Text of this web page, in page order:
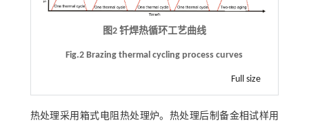
图2 钎焊热循环工艺曲线
Fig.2 Brazing thermal cycling process curves
Full size
热处理采用箱式电阻热处理炉。热处理后制备金相试样用